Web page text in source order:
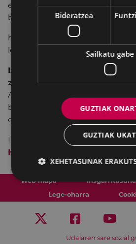
egin daitezke eta elektronikoki
bitartez:
https://www.eibar.eus/eu/
lehiaketak-sariketak
Izen-emateko epea 2020ko
zabalduko da eta otsailaren
Andretxean azken izen-emate
baino lehen egingo dira eta
eguneko 14:30ak baino lehen.
Ikastaro eta tailerren
HEMEN
Web mapa Irisgarritasuna
Lege-oharra
Udalaren sare sozial
Bideratzea
Sailkatu gabe
GUZTIAK
GUZTIAK
XEHETASUNAK